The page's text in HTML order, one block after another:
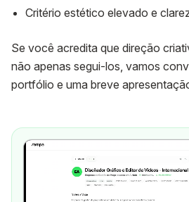
Critério estético elevado e
Se você acredita que direção
não apenas segui-los, vamos
portfólio e uma breve